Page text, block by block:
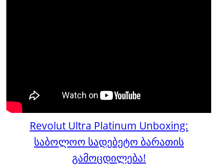
Revolut Ultra Platinum Unboxing:
საბოლოო სადებეტო ბარათის
გამოცდილება!